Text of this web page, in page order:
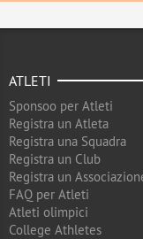
ATLETI
Sponsoo per Atleti
Registra un Atleta
Registra una Squadra
Registra un Club
Registra un
FAQ per Atleti
Atleti olimpici
College Athletes